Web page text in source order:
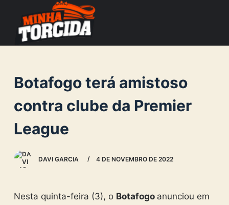
o
e
Botafogo terá amistoso
contra clube da Premier
League
DAVI GARCIA 4 DE NOVEMBRO DE 2022
Nesta quinta-feira (3), o Botafogo anunciou em